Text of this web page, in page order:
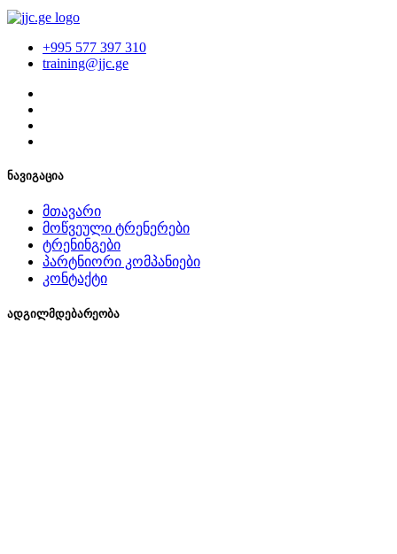
+995 577 397 310
training@jjc.ge
ნავიგაცია
მთავარი
მოწვეული ტრენერები
ტრენინგები
პარტნიორი კომპანიები
კონტაქტი
ადგილმდებარეობა